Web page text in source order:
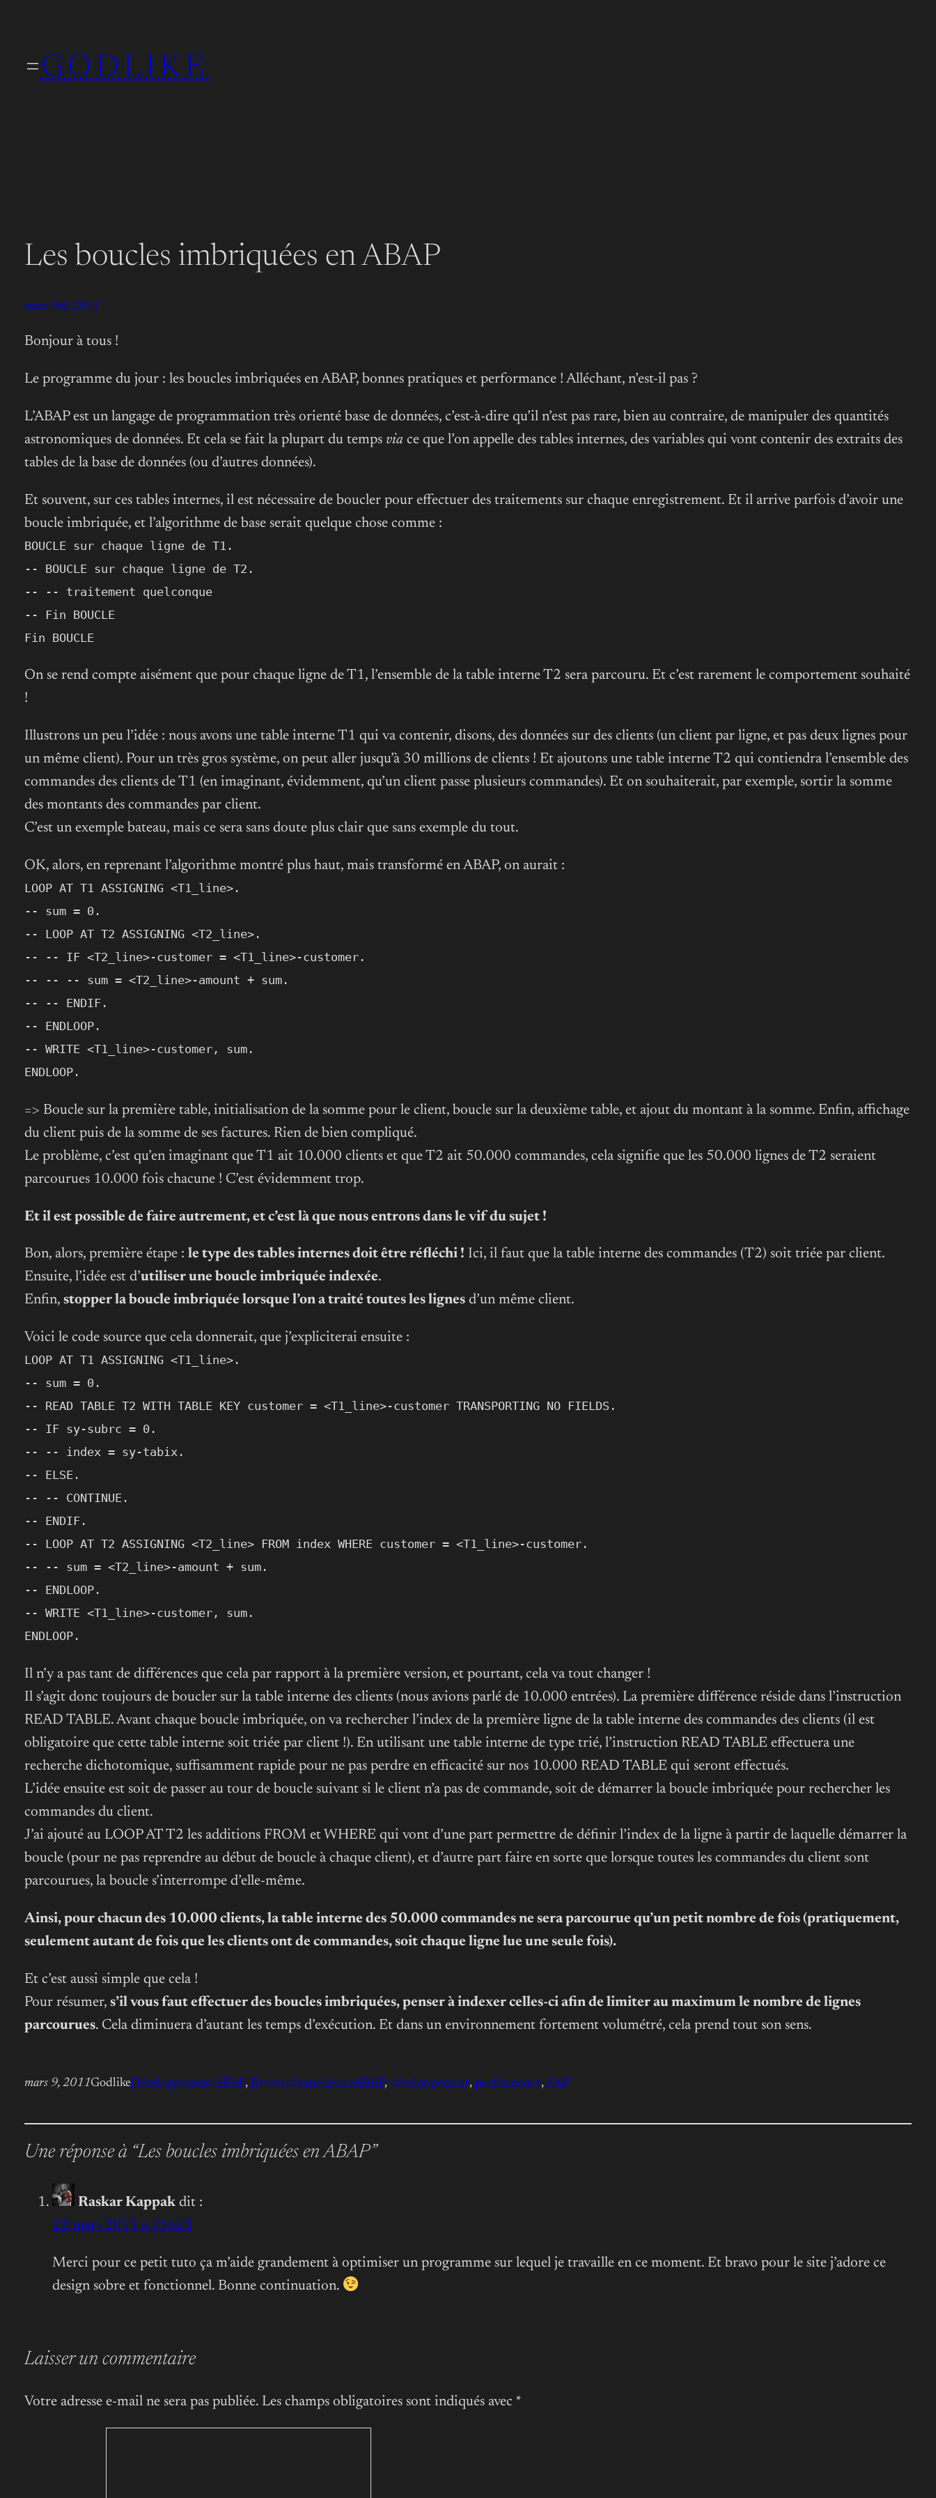
contenuGODLIKE
Les boucles imbriquées en ABAP
mars 9th, 2011
Bonjour à tous !
Le programme du jour : les boucles imbriquées en ABAP, bonnes pratiques et performance ! Alléchant, n’est-il pas ?
L’ABAP est un langage de programmation très orienté base de données, c’est-à-dire qu’il n’est pas rare, bien au contraire, de manipuler des quantités
astronomiques de données. Et cela se fait la plupart du temps via ce que l’on appelle des tables internes, des variables qui vont contenir des extraits des
tables de la base de données (ou d’autres données).
Et souvent, sur ces tables internes, il est nécessaire de boucler pour effectuer des traitements sur chaque enregistrement. Et il arrive parfois d’avoir une
boucle imbriquée, et l’algorithme de base serait quelque chose comme :
BOUCLE sur chaque ligne de T1.
-- BOUCLE sur chaque ligne de T2.
-- -- traitement quelconque
-- Fin BOUCLE
Fin BOUCLE
On se rend compte aisément que pour chaque ligne de T1, l’ensemble de la table interne T2 sera parcouru. Et c’est rarement le comportement souhaité
!
Illustrons un peu l’idée : nous avons une table interne T1 qui va contenir, disons, des données sur des clients (un client par ligne, et pas deux lignes pour
un même client). Pour un très gros système, on peut aller jusqu’à 30 millions de clients ! Et ajoutons une table interne T2 qui contiendra l’ensemble des
commandes des clients de T1 (en imaginant, évidemment, qu’un client passe plusieurs commandes). Et on souhaiterait, par exemple, sortir la somme
des montants des commandes par client.
C’est un exemple bateau, mais ce sera sans doute plus clair que sans exemple du tout.
OK, alors, en reprenant l’algorithme montré plus haut, mais transformé en ABAP, on aurait :
LOOP AT T1 ASSIGNING <T1_line>.
-- sum = 0.
-- LOOP AT T2 ASSIGNING <T2_line>.
-- -- IF <T2_line>-customer = <T1_line>-customer.
-- -- -- sum = <T2_line>-amount + sum.
-- -- ENDIF.
-- ENDLOOP.
-- WRITE <T1_line>-customer, sum.
ENDLOOP.
=> Boucle sur la première table, initialisation de la somme pour le client, boucle sur la deuxième table, et ajout du montant à la somme. Enfin, affichage
du client puis de la somme de ses factures. Rien de bien compliqué.
Le problème, c’est qu’en imaginant que T1 ait 10.000 clients et que T2 ait 50.000 commandes, cela signifie que les 50.000 lignes de T2 seraient
parcourues 10.000 fois chacune ! C’est évidemment trop.
Et il est possible de faire autrement, et c’est là que nous entrons dans le vif du sujet !
Bon, alors, première étape : le type des tables internes doit être réfléchi ! Ici, il faut que la table interne des commandes (T2) soit triée par client.
Ensuite, l’idée est d’utiliser une boucle imbriquée indexée.
Enfin, stopper la boucle imbriquée lorsque l’on a traité toutes les lignesd’un même client.
Voici le code source que cela donnerait, que j’expliciterai ensuite :
LOOP AT T1 ASSIGNING <T1_line>.
-- sum = 0.
-- READ TABLE T2 WITH TABLE KEY customer = <T1_line>-customer TRANSPORTING NO FIELDS.
-- IF sy-subrc = 0.
-- -- index = sy-tabix.
-- ELSE.
-- -- CONTINUE.
-- ENDIF.
-- LOOP AT T2 ASSIGNING <T2_line> FROM index WHERE customer = <T1_line>-customer.
-- -- sum = <T2_line>-amount + sum.
-- ENDLOOP.
-- WRITE <T1_line>-customer, sum.
ENDLOOP.
Il n’y a pas tant de différences que cela par rapport à la première version, et pourtant, cela va tout changer !
Il s’agit donc toujours de boucler sur la table interne des clients (nous avions parlé de 10.000 entrées). La première différence réside dans l’instruction
READ TABLE. Avant chaque boucle imbriquée, on va rechercher l’index de la première ligne de la table interne des commandes des clients (il est
obligatoire que cette table interne soit triée par client !). En utilisant une table interne de type trié, l’instruction READ TABLE effectuera une
recherche dichotomique, suffisamment rapide pour ne pas perdre en efficacité sur nos 10.000 READ TABLE qui seront effectués.
L’idée ensuite est soit de passer au tour de boucle suivant si le client n’a pas de commande, soit de démarrer la boucle imbriquée pour rechercher les
commandes du client.
J’ai ajouté au LOOP AT T2 les additions FROM et WHERE qui vont d’une part permettre de définir l’index de la ligne à partir de laquelle démarrer la
boucle (pour ne pas reprendre au début de boucle à chaque client), et d’autre part faire en sorte que lorsque toutes les commandes du client sont
parcourues, la boucle s’interrompe d’elle-même.
Ainsi, pour chacun des 10.000 clients, la table interne des 50.000 commandes ne sera parcourue qu’un petit nombre de fois (pratiquement,
seulement autant de fois que les clients ont de commandes, soitchaque ligne lue une seule fois).
Et c’est aussi simple que cela !
Pour résumer, s’il vous faut effectuer des boucles imbriquées, penser à indexer celles-ci afin de limiter au maximum le nombre de lignes
parcourues. Cela diminuera d’autant les temps d’exécution. Et dans un environnement fortement volumétré, cela prend tout son sens.
mars 9, 2011GodlikeDéveloppement ABAP, Retour d’expérienceABAP, développement, performance, SAP
Une réponse à “Les boucles imbriquées en ABAP”
Raskar Kappak dit :
22 mars 2011 à 15h21
Merci pour ce petit tuto ça m’aide grandement à optimiser un programme sur lequel je travaille en ce moment. Et bravo pour le site j’adore ce
design sobre et fonctionnel. Bonne continuation.
Laisser un commentaire
Votre adresse e-mail ne sera pas publiée. Les champs obligatoires sont indiqués avec *